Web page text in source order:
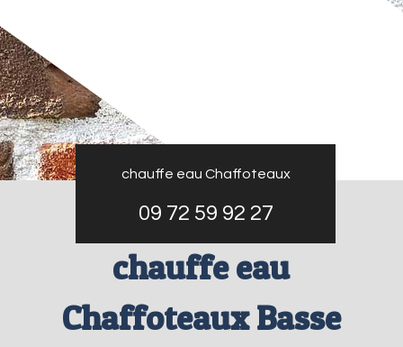
chauffe eau Chaffoteaux
09 72 59 92 27
chauffe eau
Chaffoteaux Basse